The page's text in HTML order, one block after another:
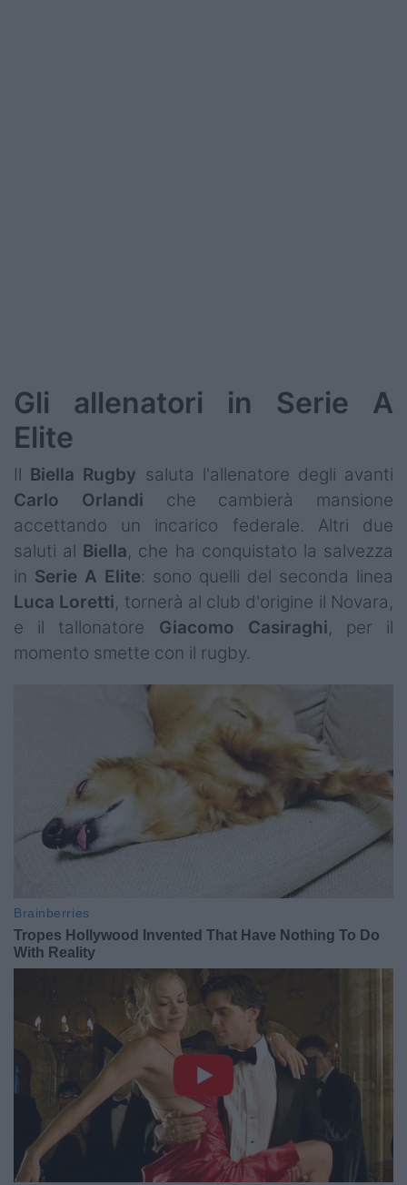
Gli allenatori in Serie A
Elite
Il Biella Rugby saluta l'allenatore degli avanti
Carlo
Orlandi che cambierà mansione
accettando un incarico federale. Altri due
saluti al Biella, che ha conquistato la salvezza
in Serie A Elite: sono quelli del seconda linea
Luca Loretti, tornerà al club d'origine il Novara,
e il tallonatore Giacomo Casiraghi, per il
momento smette con il rugby.